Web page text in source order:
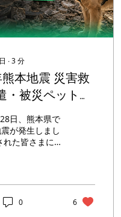
裂などの整形
、診断力や手
て術後管理ま
だからこそ私
状に満足しな
切にしていま
∙3分
本地震 災害救
・被災ペット支
ロジェクト
日、熊本県で
が発生しまし
ます。 認定
レスキュー協
救助犬による
0 6